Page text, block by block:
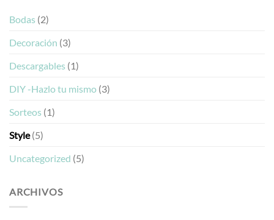
Bodas (2)
Decoración (3)
Descargables (1)
DIY -Hazlo tu mismo (3)
Sorteos (1)
Style(5)
Uncategorized (5)
ARCHIVOS